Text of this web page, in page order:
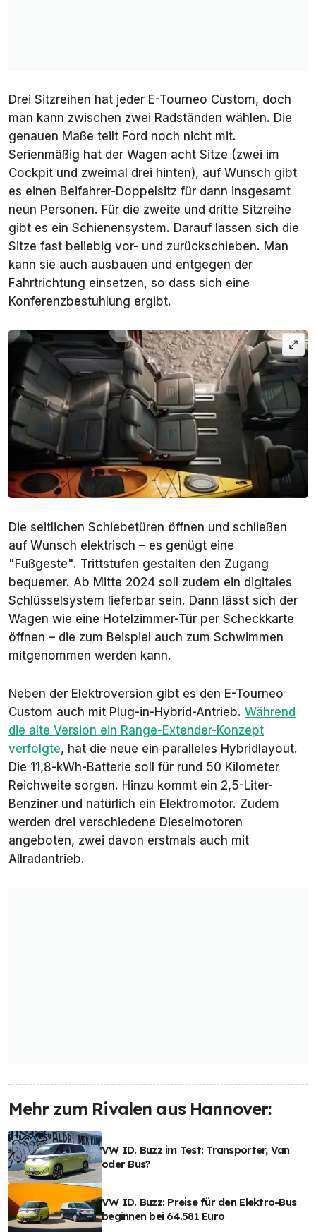
Drei Sitzreihen hat jeder E-Tourneo Custom, doch
man kann zwischen zwei Radständen wählen. Die
genauen Maße teilt Ford noch nicht mit.
Serienmäßig hat der Wagen acht Sitze (zwei im
Cockpit und zweimal drei hinten), auf Wunsch gibt
es einen Beifahrer-Doppelsitz für dann insgesamt
neun Personen. Für die zweite und dritte Sitzreihe
gibt es ein Schienensystem. Darauf lassen sich die
Sitze fast beliebig vor- und zurückschieben. Man
kann sie auch ausbauen und entgegen der
Fahrtrichtung einsetzen, so dass sich eine
Konferenzbestuhlung ergibt.
Die seitlichen Schiebetüren öffnen und schließen
auf Wunsch elektrisch – es genügt eine
"Fußgeste". Trittstufen gestalten den Zugang
bequemer. Ab Mitte 2024 soll zudem ein digitales
Schlüsselsystem lieferbar sein. Dann lässt sich der
Wagen wie eine Hotelzimmer-Tür per Scheckkarte
öffnen – die zum Beispiel auch zum Schwimmen
mitgenommen werden kann.
Neben der Elektroversion gibt es den E-Tourneo
Custom auch mit Plug-in-Hybrid-Antrieb. Während
die alte Version ein Range-Extender-Konzept
verfolgte, hat die neue ein paralleles Hybridlayout.
Die 11,8-kWh-Batterie soll für rund 50 Kilometer
Reichweite sorgen. Hinzu kommt ein 2,5-Liter-
Benziner und natürlich ein Elektromotor. Zudem
werden drei verschiedene Dieselmotoren
angeboten, zwei davon erstmals auch mit
Allradantrieb.
Mehr zum Rivalen aus Hannover:
VW ID. Buzz im Test: Transporter, Van
oder Bus?
VW ID. Buzz: Preise für den Elektro-Bus
beginnen bei 64.581 Euro